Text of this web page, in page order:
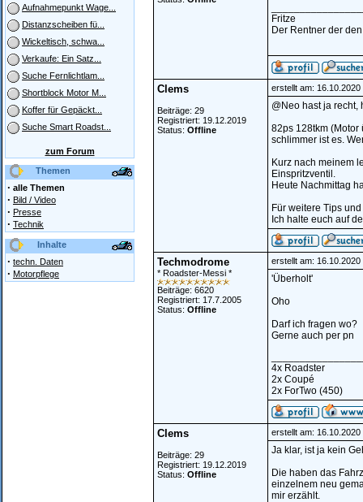
Aufnahmepunkt Wage...
Distanzscheiben fü...
Wickeltisch, schwa...
Verkaufe: Ein Satz...
Suche Fernlichtlam...
Shortblock Motor M...
Koffer für Gepäckt...
Suche Smart Roadst...
zum Forum
Themen
· alle Themen
· Bild / Video
· Presse
· Technik
Inhalte
· techn. Daten
· Motorpflege
Fritze
Der Rentner der
Clems
Beiträge: 29
Registriert: 19.12.2019
Status: Offline
erstellt am:
@Neo hast ja recht,
82ps 128tkm (Motor
schlimmer ist es.
Kurz nach meinem
Einspritzventil.
Heute Nachmittag
Für weitere Tips
Ich halte euch auf
Techmodrome
* Roadster-Messi *
Beiträge: 6620
Registriert: 17.7.2005
Status: Offline
erstellt am: 16.10.2020
'Überholt'
Oho
Darf ich fragen wo?
Gerne auch per pn
4x Roadster
2x Coupé
2x ForTwo (450)
Clems
Beiträge: 29
Registriert: 19.12.2019
Status: Offline
erstellt am: 16.10.2020
Ja klar, ist ja kein
Die haben das
einzelnem neu
mir erzählt.